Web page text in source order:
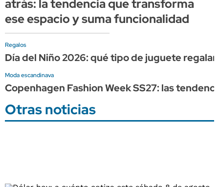
atrás: la tendencia que transforma
ese espacio y suma funcionalidad
Regalos
Día del Niño 2026: qué tipo de juguete
Moda escandinava
Copenhagen Fashion Week SS27: las
Otras noticias